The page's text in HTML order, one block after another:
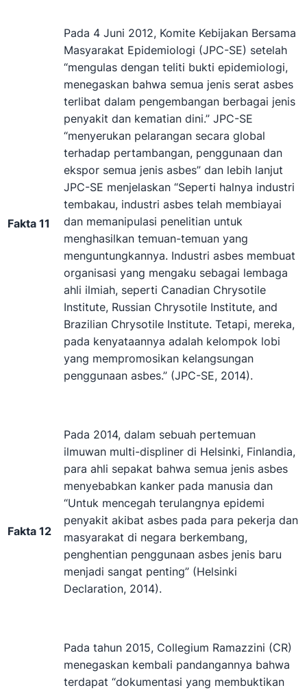
Fakta 11
Pada 4 Juni 2012, Komite Kebijakan Bersama
Masyarakat Epidemiologi (JPC-SE) setelah
“mengulas dengan teliti bukti epidemiologi,
menegaskan bahwa semua jenis serat asbes
terlibat dalam pengembangan berbagai jenis
penyakit dan kematian dini.” JPC-SE
“menyerukan pelarangan secara global
terhadap pertambangan, penggunaan dan
ekspor semua jenis asbes” dan lebih lanjut
JPC-SE menjelaskan “Seperti halnya industri
tembakau, industri asbes telah membiayai
dan memanipulasi penelitian untuk
menghasilkan temuan-temuan yang
menguntungkannya. Industri asbes membuat
organisasi yang mengaku sebagai lembaga
ahli ilmiah, seperti Canadian Chrysotile
Institute, Russian Chrysotile Institute, and
Brazilian Chrysotile Institute. Tetapi, mereka,
pada kenyataannya adalah kelompok lobi
yang mempromosikan kelangsungan
penggunaan asbes.” (JPC-SE, 2014).
Fakta 12
Pada 2014, dalam sebuah pertemuan
ilmuwan multi-displiner di Helsinki, Finlandia,
para ahli sepakat bahwa semua jenis asbes
menyebabkan kanker pada manusia dan
“Untuk mencegah terulangnya epidemi
penyakit akibat asbes pada para pekerja dan
masyarakat di negara berkembang,
penghentian penggunaan asbes jenis baru
menjadi sangat penting” (Helsinki
Declaration, 2014).
Pada tahun 2015, Collegium Ramazzini (CR)
menegaskan kembali pandangannya bahwa
terdapat “dokumentasi yang membuktikan